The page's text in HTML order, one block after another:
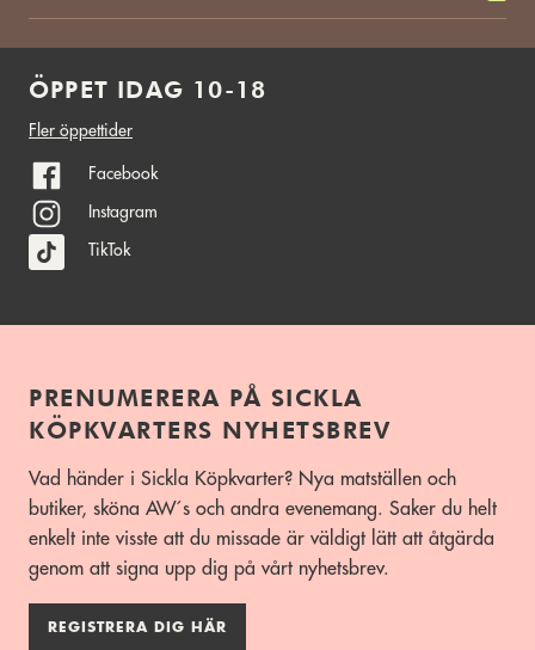
ÖPPET IDAG 10-18
Fler öppettider
Facebook
Instagram
TikTok
PRENUMERERA PÅ SICKLA
KÖPKVARTERS NYHETSBREV
Vad händer i Sickla Köpkvarter? Nya matställen och
butiker, sköna AW´s och andra evenemang. Saker du helt
enkelt inte visste att du missade är väldigt lätt att åtgärda
genom att signa upp dig på vårt nyhetsbrev.
REGISTRERA DIG HÄR